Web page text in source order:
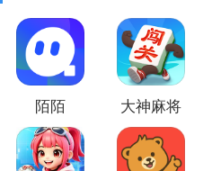
陌陌 大神麻将